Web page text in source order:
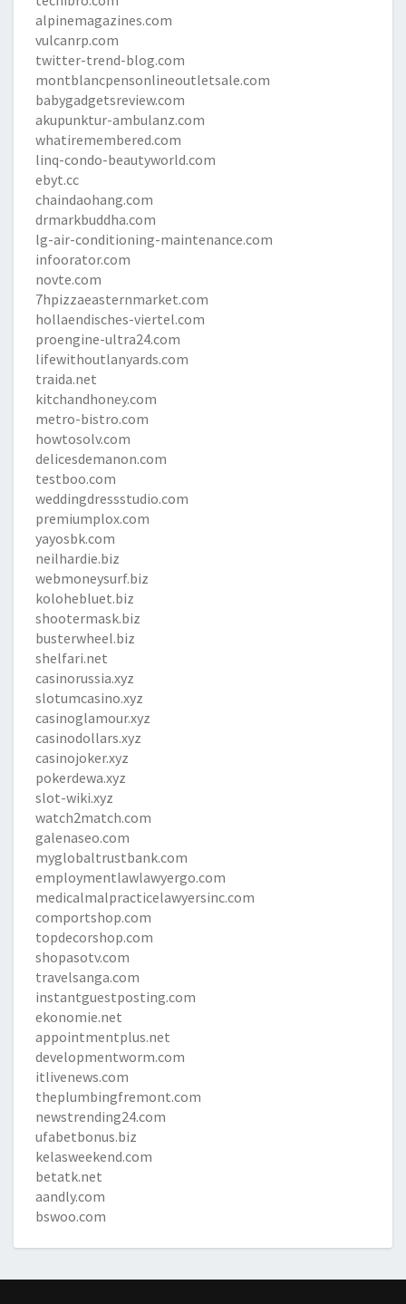
alpinemagazines.com
vulcanrp.com
twitter-trend-blog.com
montblancpensonlineoutletsale.com
babygadgetsreview.com
akupunktur-ambulanz.com
whatiremembered.com
linq-condo-beautyworld.com
ebyt.cc
chaindaohang.com
drmarkbuddha.com
lg-air-conditioning-maintenance.com
infoorator.com
novte.com
7hpizzaeasternmarket.com
hollaendisches-viertel.com
proengine-ultra24.com
lifewithoutlanyards.com
traida.net
kitchandhoney.com
metro-bistro.com
howtosolv.com
delicesdemanon.com
testboo.com
weddingdressstudio.com
premiumplox.com
yayosbk.com
neilhardie.biz
webmoneysurf.biz
kolohebluet.biz
shootermask.biz
busterwheel.biz
shelfari.net
casinorussia.xyz
slotumcasino.xyz
casinoglamour.xyz
casinodollars.xyz
casinojoker.xyz
pokerdewa.xyz
slot-wiki.xyz
watch2match.com
galenaseo.com
myglobaltrustbank.com
employmentlawlawyergo.com
medicalmalpracticelawyersinc.com
comportshop.com
topdecorshop.com
shopasotv.com
travelsanga.com
instantguestposting.com
ekonomie.net
appointmentplus.net
developmentworm.com
itlivenews.com
theplumbingfremont.com
newstrending24.com
ufabetbonus.biz
kelasweekend.com
betatk.net
aandly.com
bswoo.com